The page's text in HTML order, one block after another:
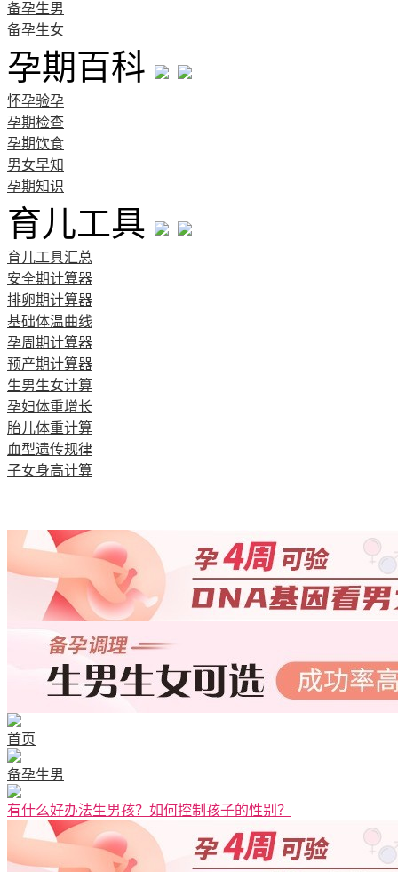
备孕生男
备孕生女
孕期百科
怀孕验孕
孕期检查
孕期饮食
男女早知
孕期知识
育儿工具
育儿工具汇总
安全期计算器
排卵期计算器
基础体温曲线
孕周期计算器
预产期计算器
生男生女计算
孕妇体重增长
胎儿体重计算
血型遗传规律
子女身高计算
首页
备孕生男
有什么好办法生男孩？如何控制孩子的性别？